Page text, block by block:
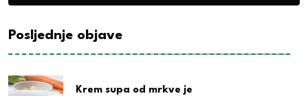
Posljednje objave
Krem supa od mrkve je